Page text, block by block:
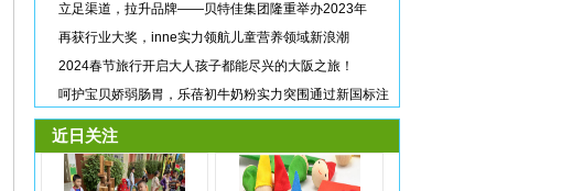
立足渠道，拉升品牌——贝特佳集团隆重举办2023年
再获行业大奖，inne实力领航儿童营养领域新浪潮
2024春节旅行开启大人孩子都能尽兴的大阪之旅！
呵护宝贝娇弱肠胃，乐蓓初牛奶粉实力突围通过新国标注
近日关注